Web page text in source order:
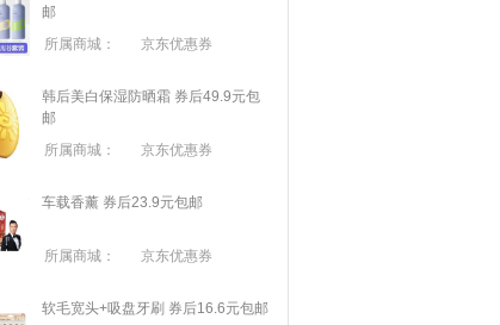
邮
所属商城：
京东优惠券
韩后美白保湿防晒霜 券后49.9元包
邮
所属商城：
京东优惠券
车载香薰 券后23.9元包邮
所属商城： 京东优惠券
软毛宽头+吸盘牙刷 券后16.6元包邮